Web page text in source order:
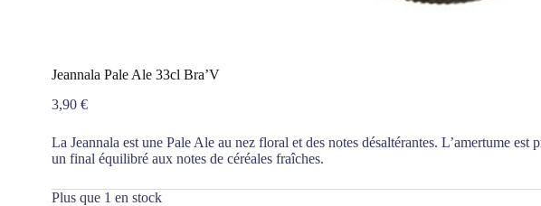
Jeannala Pale Ale 33cl Bra’V
3,90 €
La Jeannala est une Pale Ale au nez floral et des notes désaltérantes. L’amertume
un final équilibré aux notes de céréales fraîches.
Plus que 1 en stock